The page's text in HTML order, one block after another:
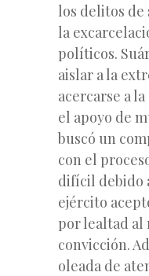
los delitos
la
políticos.
aislar a la
acercarse a
el apoyo de
buscó un
con el
difícil debido
ejército
por lealtad al
convicción.
oleada de